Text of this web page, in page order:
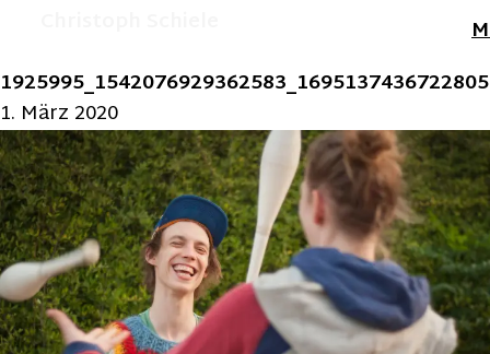
1. März 2020